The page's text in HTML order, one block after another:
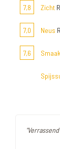
7,8
Zicht
7,0 Neus
7,6 Smaak